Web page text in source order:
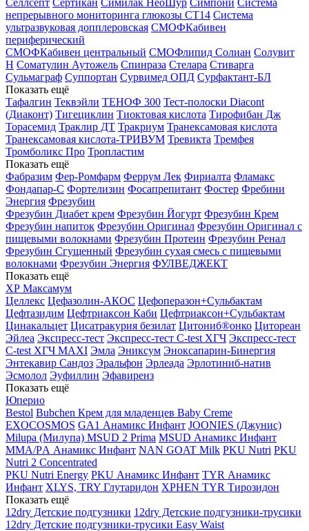
непрерывного мониторинга глюкозы СТ14 Система
ультразвуковая допплеровская СМОФКабивен
периферический
СМОФКабивен центральный СМОФлипид Солиан Солувит
Н Соматулин Аутожель Спинраза Стелара Стиварга
Сульмаграф Суппортан Сурвимед ОПД Сурфактант-БЛ
Показать ещё
Тафалгин Теквэйли ТЕНОФ 300 Тест-полоски Diacont
(Диаконт) Тигециклин Тиоктовая кислота Тирофибан Дж
Торасемид Траклир ДТ Тракриум Транексамовая кислота
Транексамовая кислота-ТРИВУМ Тревикта Тремфея
Тромболикс Про Тропластим
Показать ещё
Фабразим Фер-Ромфарм Феррум Лек Фириалта Фламакс
Фондапар-С Фортелизин Фосапрепитант Фостер Фребини
Энергия Фрезубин
Фрезубин Диабет крем Фрезубин Йогурт Фрезубин Крем
Фрезубин напиток Фрезубин Оригинал Фрезубин Оригинал с
пищевыми волокнами Фрезубин Протеин Фрезубин Ренал
Фрезубин Сгущенный Фрезубин сухая смесь с пищевыми
волокнами Фрезубин Энергия ФУЛВЕДЖЕКТ
Показать ещё
ХР Максамум
Целлекс Цефазолин-АКОС Цефоперазон+Сульбактам
Цефтазидим Цефтриаксон Каби Цефтриаксон+Сульбактам
Цинакальцет Цисатракурия безилат Цитониб®онко Цитореан
Эйлеа Экспресс-тест Экспресс-тест C-test ХГЧ Экспресс-тест
C-test ХГЧ MAXI Эмла Эниксум Эноксапарин-Бинергия
Энтекавир Сандоз Эральфон Эрлеада Эрлотиниб-натив
Эсмолол Эуфиллин Эфавиренз
Показать ещё
Юперио
Bestol Bubchen Крем для младенцев Baby Creme
EXOCOSMOS GA1 Анамикс Инфант JOONIES (Джунис)
Milupa (Милупа) MSUD 2 Prima MSUD Анамикс Инфант
MМА/PА Анамикс Инфант NAN GOAT Milk PKU Nutri PKU
Nutri 2 Concentrated
PKU Nutri Energy PKU Анамикс Инфант TYR Анамикс
Инфант XLYS, TRY Глутаридон XPHEN TYR Тирозидон
Показать ещё
12dry Детские подгузники 12dry Детские подгузники-трусики
12dry Детские подгузники-трусики Easy Waist